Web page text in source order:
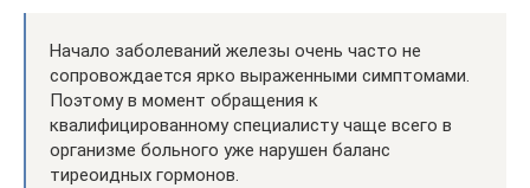
Начало заболеваний железы очень часто не
сопровождается ярко выраженными симптомами.
Поэтому в момент обращения к
квалифицированному специалисту чаще всего в
организме больного уже нарушен баланс
тиреоидных гормонов.